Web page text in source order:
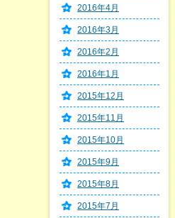
2016年4月
2016年3月
2016年2月
2016年1月
2015年12月
2015年11月
2015年10月
2015年9月
2015年8月
2015年7月